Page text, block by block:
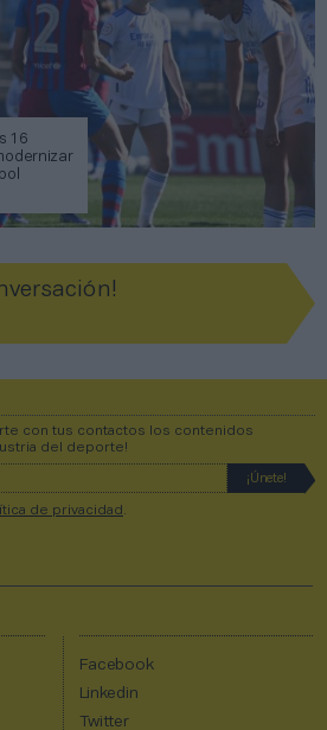
16
con tus contactos los contenidos
del deporte!
de privacidad
Facebook
Linkedin
Twitter